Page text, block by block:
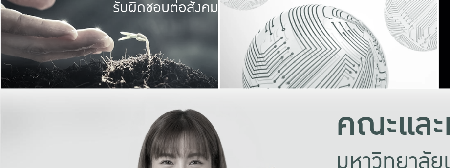
รับผิดชอบต่อสังคม
ร่วมมือกับชุมชน เพื่อความ
และความสุขอย่
มองปัญหาในภา
แก้ไขจากปัญหา
คณะแล